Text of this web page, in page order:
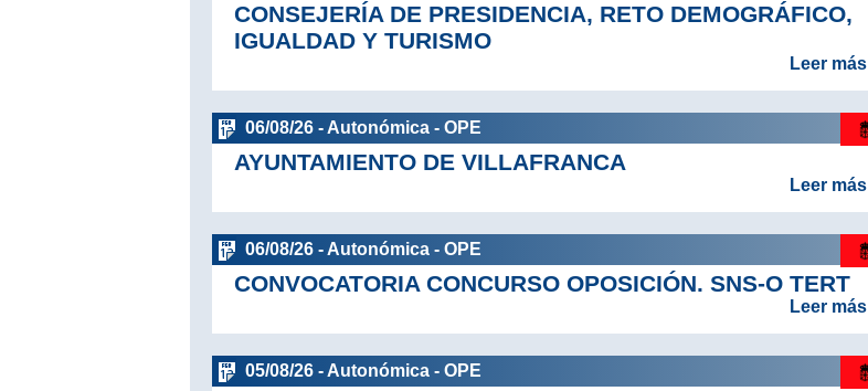
CONSEJERÍA DE PRESIDENCIA, RETO DEMOGRÁFICO,
IGUALDAD Y TURISMO
Leer más
06/08/26 - Autonómica - OPE
AYUNTAMIENTO DE VILLAFRANCA
Leer más
06/08/26 - Autonómica - OPE
CONVOCATORIA CONCURSO OPOSICIÓN. SNS-O TERT
Leer más
05/08/26 - Autonómica - OPE